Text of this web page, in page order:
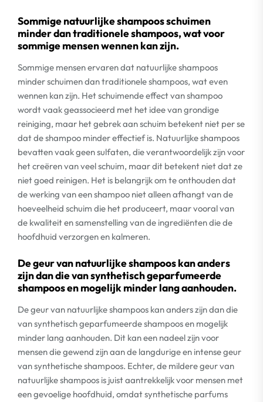
Sommige natuurlijke shampoos schuimen
minder dan traditionele shampoos, wat voor
sommige mensen wennen kan zijn.
Sommige mensen ervaren dat natuurlijke shampoos
minder schuimen dan traditionele shampoos, wat even
wennen kan zijn. Het schuimende effect van shampoo
wordt vaak geassocieerd met het idee van grondige
reiniging, maar het gebrek aan schuim betekent niet per se
dat de shampoo minder effectief is. Natuurlijke shampoos
bevatten vaak geen sulfaten, die verantwoordelijk zijn voor
het creëren van veel schuim, maar dit betekent niet dat ze
niet goed reinigen. Het is belangrijk om te onthouden dat
de werking van een shampoo niet alleen afhangt van de
hoeveelheid schuim die het produceert, maar vooral van
de kwaliteit en samenstelling van de ingrediënten die de
hoofdhuid verzorgen en kalmeren.
De geur van natuurlijke shampoos kan anders
zijn dan die van synthetisch geparfumeerde
shampoos en mogelijk minder lang aanhouden.
De geur van natuurlijke shampoos kan anders zijn dan die
van synthetisch geparfumeerde shampoos en mogelijk
minder lang aanhouden. Dit kan een nadeel zijn voor
mensen die gewend zijn aan de langdurige en intense geur
van synthetische shampoos. Echter, de mildere geur van
natuurlijke shampoos is juist aantrekkelijk voor mensen met
een gevoelige hoofdhuid, omdat synthetische parfums